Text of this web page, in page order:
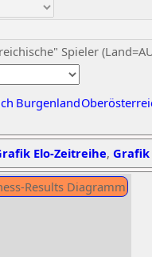
Spieler
Burgenland
Elo-Zeitreihe, Grafik